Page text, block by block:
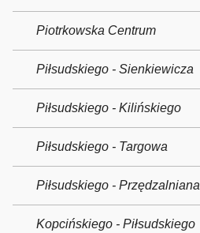
Piotrkowska Centrum
Piłsudskiego - Sienkiewicza
Piłsudskiego - Kilińskiego
Piłsudskiego - Targowa
Piłsudskiego - Przędzalniana
Kopcińskiego - Piłsudskiego